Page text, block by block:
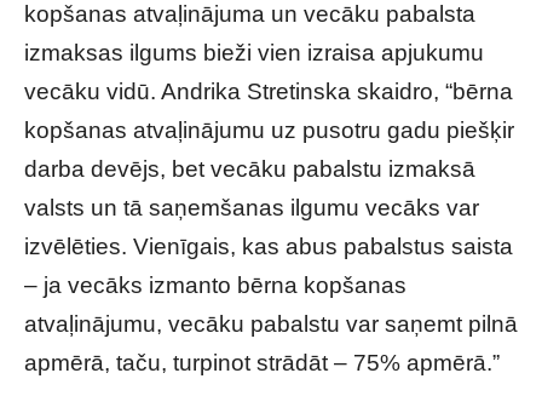
kopšanas atvaļinājuma un vecāku pabalsta
izmaksas ilgums bieži vien izraisa apjukumu
vecāku vidū. Andrika Stretinska skaidro, “bērna
kopšanas atvaļinājumu uz pusotru gadu piešķir
darba devējs, bet vecāku pabalstu izmaksā
valsts un tā saņemšanas ilgumu vecāks var
izvēlēties. Vienīgais, kas abus pabalstus saista
– ja vecāks izmanto bērna kopšanas
atvaļinājumu, vecāku pabalstu var saņemt pilnā
apmērā, taču, turpinot strādāt – 75% apmērā.”